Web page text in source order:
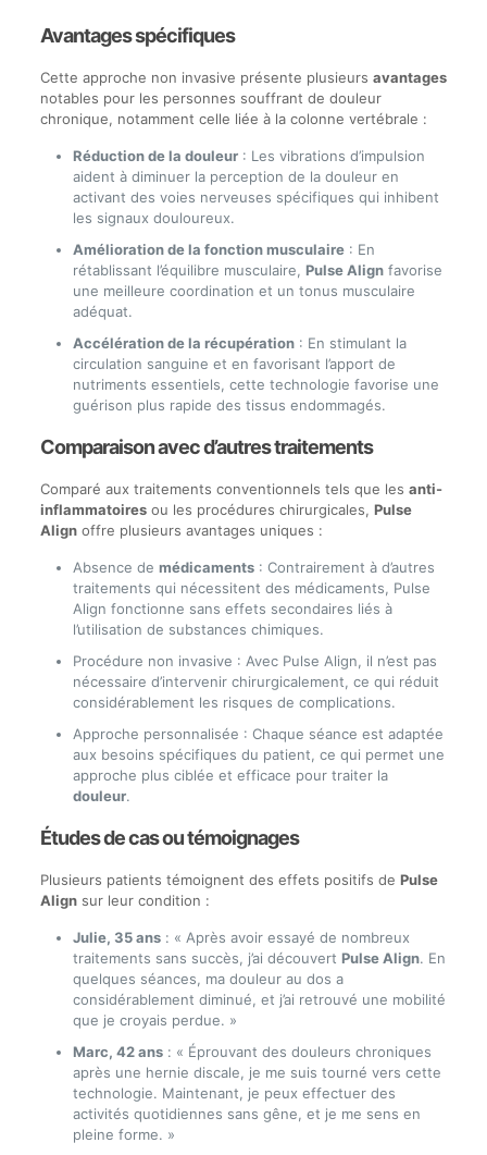
Avantages spécifiques
Cette approche non invasive présente plusieurs avantages
notables pour les personnes souffrant de douleur
chronique, notamment celle liée à la colonne vertébrale :
Réduction de la douleur: Les vibrations d’impulsion
aident à diminuer la perception de la douleur en
activant des voies nerveuses spécifiques qui inhibent
les signaux douloureux.
Amélioration de la fonction musculaire: En
rétablissant l’équilibre musculaire, Pulse Alignfavorise
une meilleure coordination et un tonus musculaire
adéquat.
Accélération de la récupération: En stimulant la
circulation sanguine et en favorisant l’apport de
nutriments essentiels, cette technologie favorise une
guérison plus rapide des tissus endommagés.
Comparaison avec d’autres traitements
Comparé aux traitements conventionnels tels que les anti-
inflammatoiresou les procédures chirurgicales, Pulse
Alignoffre plusieurs avantages uniques :
Absence de médicaments: Contrairement à d’autres
traitements qui nécessitent des médicaments, Pulse
Align fonctionne sans effets secondaires liés à
l’utilisation de substances chimiques.
Procédure non invasive : Avec Pulse Align, il n’est pas
nécessaire d’intervenir chirurgicalement, ce qui réduit
considérablement les risques de complications.
Approche personnalisée : Chaque séance est adaptée
aux besoins spécifiques du patient, ce qui permet une
approche plus ciblée et efficace pour traiter la
douleur.
Études de cas ou témoignages
Plusieurs patients témoignent des effets positifs de Pulse
Alignsur leur condition :
Julie, 35 ans: « Après avoir essayé de nombreux
traitements sans succès, j’ai découvert Pulse Align. En
quelques séances, ma douleur au dos a
considérablement diminué, et j’ai retrouvé une mobilité
que je croyais perdue. »
Marc, 42 ans: « Éprouvant des douleurs chroniques
après une hernie discale, je me suis tourné vers cette
technologie. Maintenant, je peux effectuer des
activités quotidiennes sans gêne, et je me sens en
pleine forme. »